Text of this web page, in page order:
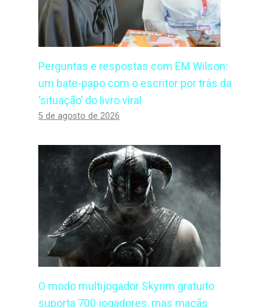
Perguntas e respostas com EM Wilson:
um bate-papo com o escritor por trás da
‘situação’ do livro viral
5 de agosto de 2026
O modo multijogador Skyrim gratuito
suporta 700 jogadores, mas maçãs